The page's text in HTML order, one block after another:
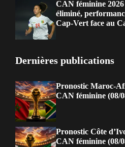
CAN féminine
éliminé,
Cap-Vert face au
Dernières publications
Pronostic Maroc-
CAN féminine (08/
Pronostic Côte
CAN féminine (08/